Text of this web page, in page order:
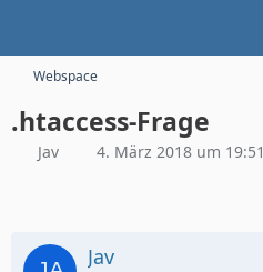
Webspace
.htaccess-Frage
Jav 4. März 2018 um 19:51
Jav